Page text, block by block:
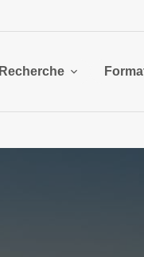
Recherche